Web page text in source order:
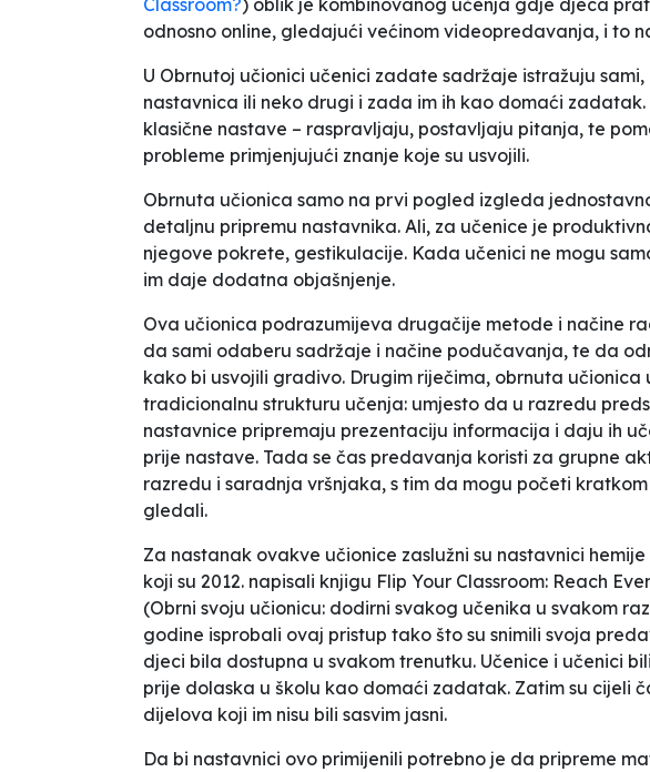
odnosno online, gledajući većinom videopredavanja, i to
U Obrnutoj učionici učenici zadate sadržaje istražuju
nastavnica ili neko drugi i zada im ih kao domaći
klasične nastave – raspravljaju, postavljaju pitanja, te
probleme primjenjujući znanje koje su usvojili.
Obrnuta učionica samo na prvi pogled izgleda
detaljnu pripremu nastavnika. Ali, za učenice je
njegove pokrete, gestikulacije. Kada učenici ne mogu
im daje dodatna objašnjenje.
Ova učionica podrazumijeva drugačije metode i načine
da sami odaberu sadržaje i načine podučavanja, te da
kako bi usvojili gradivo. Drugim riječima, obrnuta učionica
tradicionalnu strukturu učenja: umjesto da u razredu
nastavnice pripremaju prezentaciju informacija i daju ih
prije nastave. Tada se čas predavanja koristi za grupne
razredu i saradnja vršnjaka, s tim da mogu početi
gledali.
Za nastanak ovakve učionice zaslužni su nastavnici
koji su 2012. napisali knjigu Flip Your Classroom: Reach
(Obrni svoju učionicu: dodirni svakog učenika u svakom
godine isprobali ovaj pristup tako što su snimili svoja
djeci bila dostupna u svakom trenutku. Učenice i učenici
prije dolaska u školu kao domaći zadatak. Zatim su cijeli
dijelova koji im nisu bili sasvim jasni.
Da bi nastavnici ovo primijenili potrebno je da pripreme